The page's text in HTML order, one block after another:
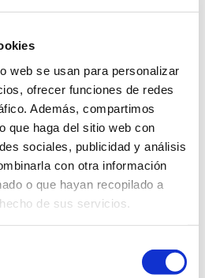
web se usan para personalizar
ofrecer funciones de redes
Además, compartimos
que haga del sitio web con
sociales, publicidad y análisis
con otra información
o que hayan recopilado a
de sus servicios.